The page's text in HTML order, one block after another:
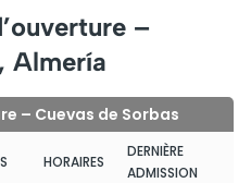
–
Almería
– Cuevas de Sorbas
HORAIRES
DERNIÈRE
ADMISSION